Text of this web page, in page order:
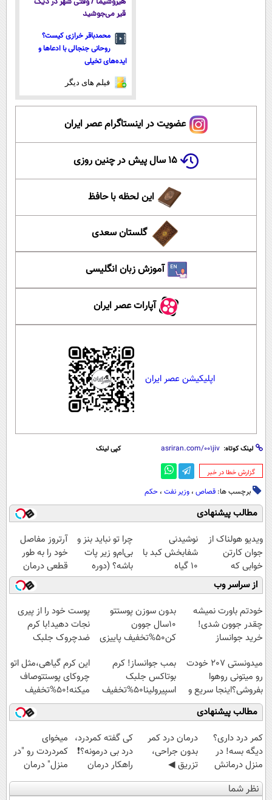
قیر می‌جوشید
محمدباقر خرازی کیست؟
روحانی جنجالی با ادعاها و
ایده‌های تخیلی
فیلم های دیگر
عضویت در اینستاگرام عصر ایران
۱۵ سال پیش در چنین روزی
این لحظه با حافظ
گلستان سعدی
آموزش زبان انگلیسی
آپارات عصر ایران
اپلیکیشن عصر ایران
لینک کوتاه: کپی لینک
‌گزارش خطا در خبر
برچسب ها: قصاص ، وزیر نفت ، حکم
مطالب پیشنهادی
ویدیو هولناک از
جوان کارتن
خوابی که
میلیاردر شد.
آموزش رایگان
نوشیدنی
شفابخش کبد با
10 گیاه
موثر(تخفیف تا
امشب)
چرا تو نباید بنز و
بی‌ام‌و زیر پات
باشه؟ (دوره
رایگان درآمد
میلیاردی)
آرتروز مفاصل
خود را به طور
قطعی درمان
کنید!
◗پرسش‌نامه◖
از سراسر وب
خودتم باورت نمیشه
چقدر جوون شدی!
خرید جوانساز
ویژه
بدون سوزن پوستتو
10سال جوون
کن50%تخفیف پاییزی
پوست خود را از پیری
نجات دهید!با کرم
ضدچروک جلبک
میدونستی 207 خودت
رو میتونی روهوا
بفروشی؟اینجا سریع و
راحت بفروش
بمب جوانساز! کرم
بوتاکس جلبک
اسپیرولینا50%تخفیف
این کرم گیاهی،مثل اتو
چروکای پوستتوصاف
میکنه!50%تخفیف
مطالب پیشنهادی
کمر درد داری؟
دیگه بسه! در
منزل درمانش
کن
(◀پرسش‌نامه)
درمان درد کمر
بدون جراحی،
تزریق ◀
پرسش‌نامه رو پر
کن ▶
کی گفته کمردرد،
درد بی درمونه؟❗
راهکار درمان
+پرسشنامه
میخوای
کمردردت رو "در
منزل" درمان
کنی؟ (◂فیلم +
◂پرسش‌نامه)
نظر شما